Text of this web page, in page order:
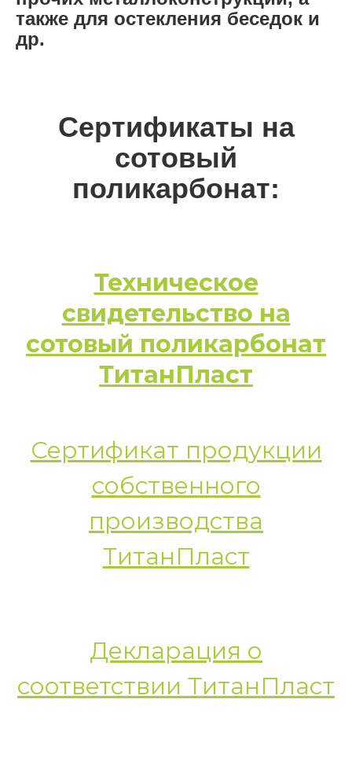
также для остекления беседок и
др.
Сертификаты на
сотовый
поликарбонат:
Техническое
свидетельство на
сотовый поликарбонат
ТитанПласт
Сертификат продукции
собственного
производства
ТитанПласт
Декларация о
соответствии ТитанПласт